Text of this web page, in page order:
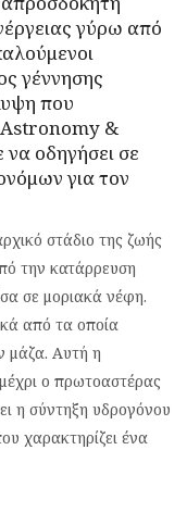
γύρω από
γέννησης
που
&
οδηγήσει σε
για τον
στάδιο της ζωής
την κατάρρευση
σε μοριακά νέφη.
από τα οποία
μάζα. Αυτή η
ο πρωτοαστέρας
η σύντηξη υδρογόνου
χαρακτηρίζει ένα